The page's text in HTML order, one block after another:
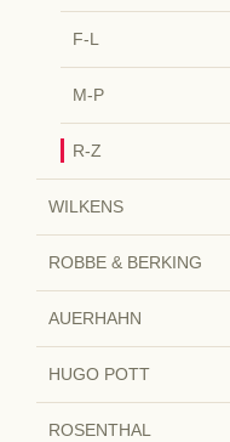
F-L
M-P
R-Z
WILKENS
ROBBE & BERKING
AUERHAHN
HUGO POTT
ROSENTHAL